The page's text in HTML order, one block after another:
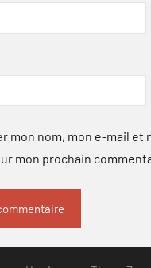
mon nom, mon e-mail et
mon prochain